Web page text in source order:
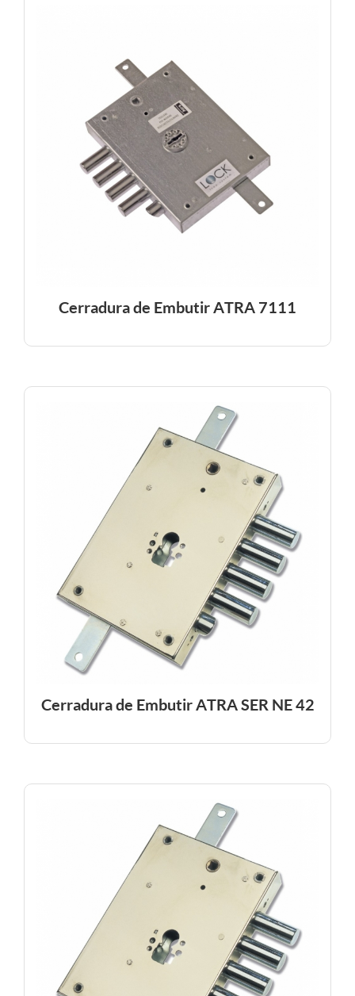
Cerradura de Embutir ATRA 7111
Cerradura de Embutir ATRA SER NE 42